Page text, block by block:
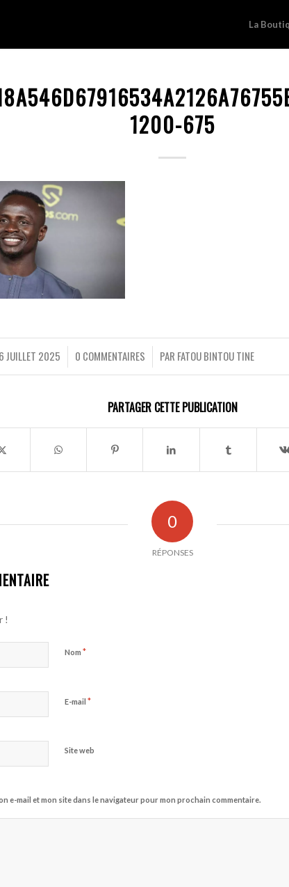
La
1200-675
JUILLET 2025
/ 0 COMMENTAIRES
/ PAR FATOU BINTOU TINE
PARTAGER CETTE PUBLICATION
0
RÉPONSES
!
Nom *
E-mail *
Site web
e-mail et mon site dans le navigateur pour mon prochain commentaire.